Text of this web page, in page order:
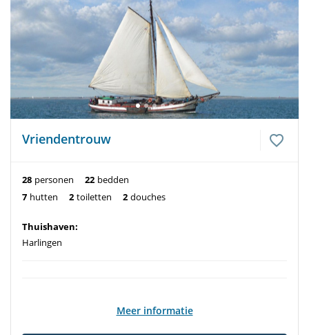
Vriendentrouw
28 personen 22 bedden
7 hutten 2 toiletten 2 douches
Thuishaven:
Harlingen
Meer informatie